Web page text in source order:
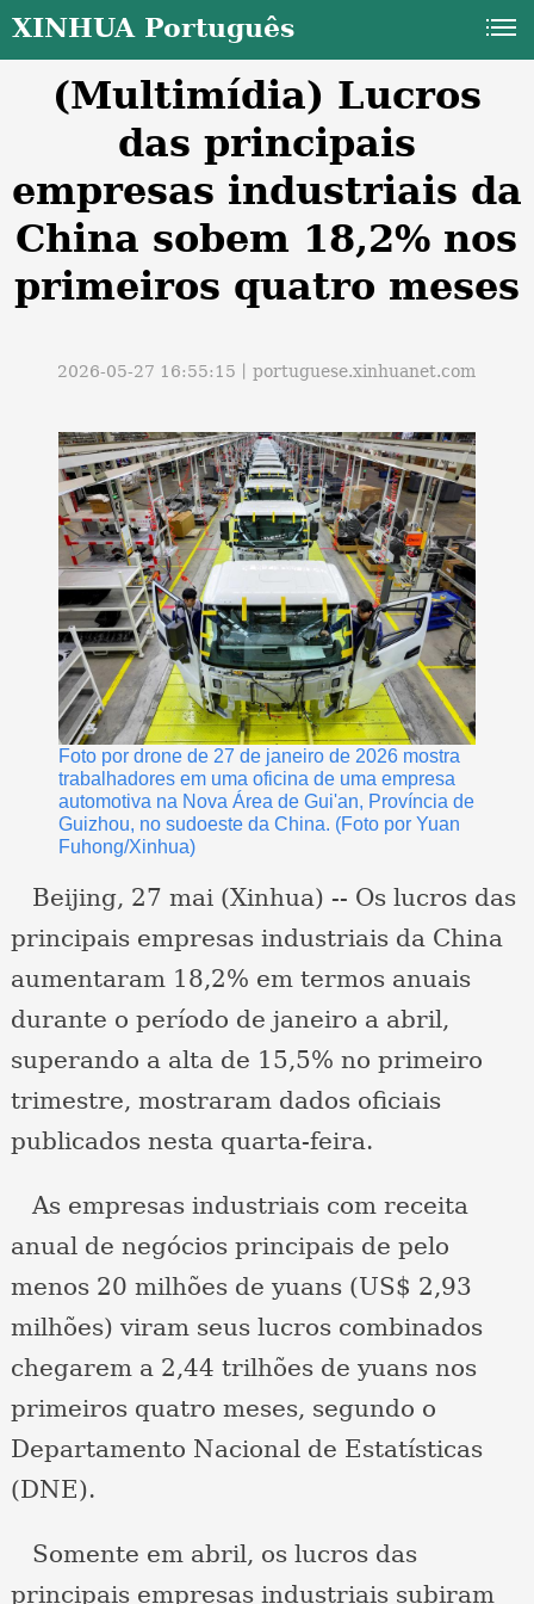
XINHUA Português
(Multimídia) Lucros
das principais
empresas industriais da
China sobem 18,2% nos
primeiros quatro meses
2026-05-27 16:55:15丨portuguese.xinhuanet.com
Foto por drone de 27 de janeiro de 2026 mostra
trabalhadores em uma oficina de uma empresa
automotiva na Nova Área de Gui'an, Província de
Guizhou, no sudoeste da China. (Foto por Yuan
Fuhong/Xinhua)
Beijing, 27 mai (Xinhua) -- Os lucros das
principais empresas industriais da China
aumentaram 18,2% em termos anuais
durante o período de janeiro a abril,
superando a alta de 15,5% no primeiro
trimestre, mostraram dados oficiais
publicados nesta quarta-feira.
As empresas industriais com receita
anual de negócios principais de pelo
menos 20 milhões de yuans (US$ 2,93
milhões) viram seus lucros combinados
chegarem a 2,44 trilhões de yuans nos
primeiros quatro meses, segundo o
Departamento Nacional de Estatísticas
(DNE).
Somente em abril, os lucros das
principais empresas industriais subiram